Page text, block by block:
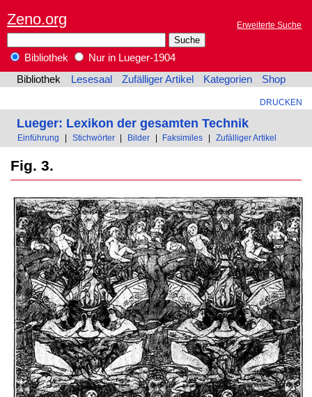
Zeno.org Erweiterte Suche
Bibliothek
Nur in Lueger-1904
Bibliothek
Lesesaal Zufälliger Artikel Kategorien Shop
DRUCKEN
Lueger: Lexikon der gesamten Technik
Einführung Stichwörter Bilder Faksimiles Zufälliger Artikel
Fig. 3.